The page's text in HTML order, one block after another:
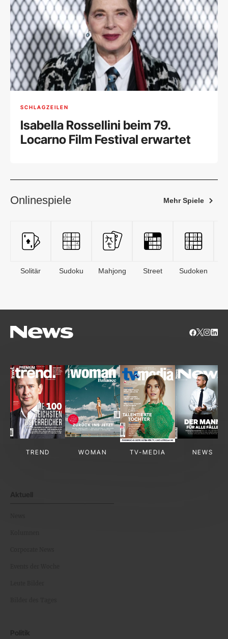
SCHLAGZEILEN
Isabella Rossellini beim 79.
Locarno Film Festival erwartet
Onlinespiele Mehr Spiele
Solitär Sudoku Mahjong Street Sudoken
TREND WOMAN TV-MEDIA NEWS